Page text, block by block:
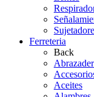
Ferreteria
Back
Aceites